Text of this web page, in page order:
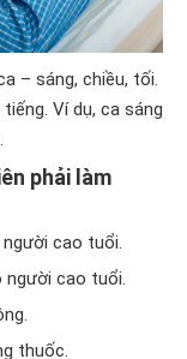
– sáng, chiều, tối.
Ví dụ, ca sáng
phải làm
cao tuổi.
người cao tuổi.
thuốc.